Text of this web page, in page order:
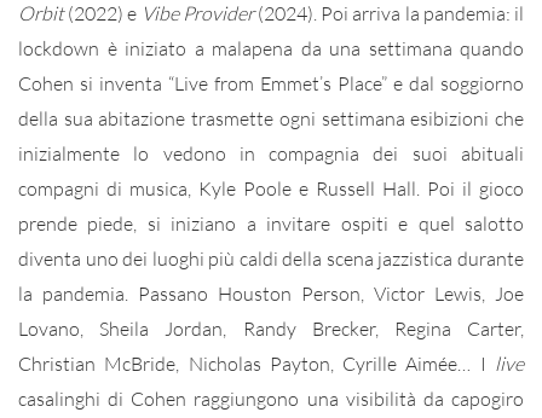
Orbit(2022) e Vibe Provider(2024). Poi arriva la pandemia: il
lockdown è iniziato a malapena da una settimana quando
Cohen si inventa “Live from Emmet’s Place” e dal soggiorno
della sua abitazione trasmette ogni settimana esibizioni che
inizialmente lo vedono in compagnia dei suoi abituali
compagni di musica, Kyle Poole e Russell Hall. Poi il gioco
prende piede, si iniziano a invitare ospiti e quel salotto
diventa uno dei luoghi più caldi della scena jazzistica durante
la pandemia. Passano Houston Person, Victor Lewis, Joe
Lovano, Sheila Jordan, Randy Brecker, Regina Carter,
Christian McBride, Nicholas Payton, Cyrille Aimée… I live
casalinghi di Cohen raggiungono una visibilità da capogiro